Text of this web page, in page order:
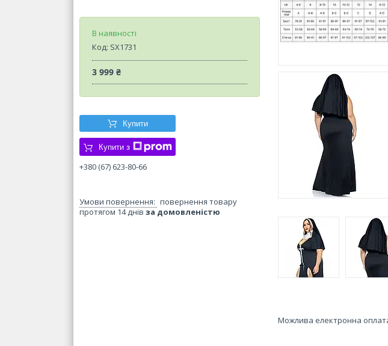
В наявності
Код: SX1731
3 999 ₴
Купити
Купити з
+380 (67) 623-80-66
повернення товару
протягом 14 днів за домовленістю